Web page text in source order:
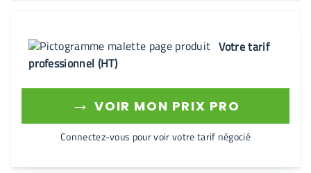
Votre tarif
professionnel (HT)
→ VOIR MON PRIX PRO
Connectez-vous pour voir votre tarif négocié